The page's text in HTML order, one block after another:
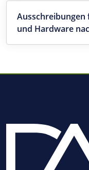
und Hardware